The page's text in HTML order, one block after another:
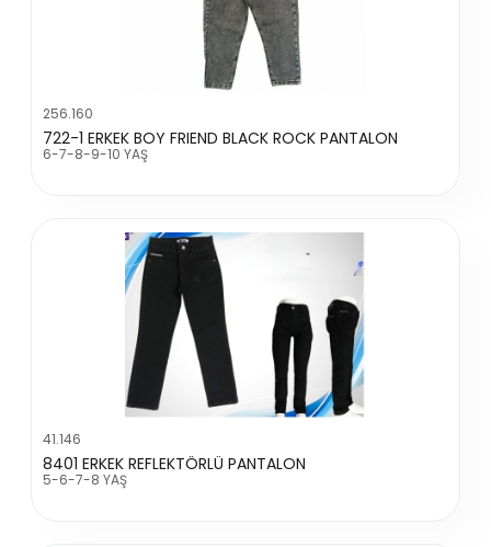
256.160
722-1 ERKEK BOY FRIEND BLACK ROCK PANTALON
6-7-8-9-10 YAŞ
41.146
8401 ERKEK REFLEKTÖRLÜ PANTALON
5-6-7-8 YAŞ